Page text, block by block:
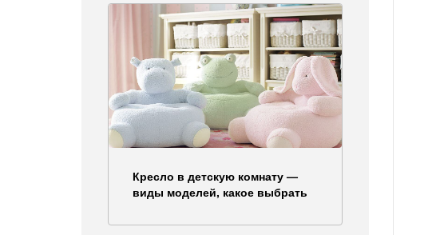
Кресло в детскую комнату —
виды моделей, какое выбрать